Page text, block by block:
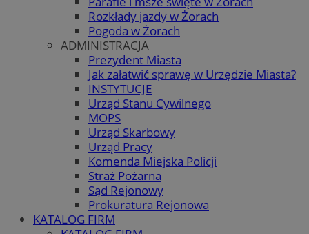
Rozkłady jazdy w Żorach
Pogoda w Żorach
ADMINISTRACJA
Prezydent Miasta
Jak załatwić sprawę w Urzędzie Miasta?
INSTYTUCJE
Urząd Stanu Cywilnego
MOPS
Urząd Skarbowy
Urząd Pracy
Komenda Miejska Policji
Straż Pożarna
Sąd Rejonowy
Prokuratura Rejonowa
KATALOG FIRM